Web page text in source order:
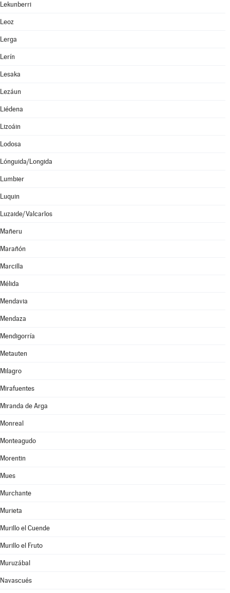
Lekunberri
Leoz
Lerga
Lerín
Lesaka
Lezáun
Liédena
Lizoáin
Lodosa
Lónguida/Longida
Lumbier
Luquin
Luzaide/Valcarlos
Mañeru
Marañón
Marcilla
Mélida
Mendavia
Mendaza
Mendigorría
Metauten
Milagro
Mirafuentes
Miranda de Arga
Monreal
Monteagudo
Morentin
Mues
Murchante
Murieta
Murillo el Cuende
Murillo el Fruto
Muruzábal
Navascués